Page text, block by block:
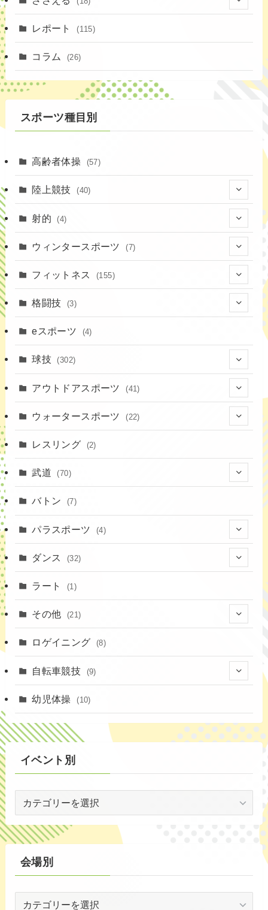
(4)
(1)
レポート (115)
コラム (26)
スポーツ種目別
高齢者体操 (57)
陸上競技 (40)
(2)
射的 (4)
(4)
ウィンタースポーツ (7)
(7)
フィットネス (155)
(16)
(37)
(18)
格闘技 (3)
(3)
eスポーツ (4)
球技 (302)
(20)
(19)
(16)
(12)
(3)
(14)
(4)
(54)
(59)
(1)
アウトドアスポーツ (41)
(4)
(8)
ウォータースポーツ (22)
(7)
(15)
レスリング (2)
武道 (70)
(9)
(16)
バトン (7)
パラスポーツ (4)
ダンス (32)
(3)
(2)
ラート (1)
その他 (21)
(4)
ロゲイニング (8)
自転車競技 (9)
幼児体操 (10)
イベント別
ン
ト
別
会場別